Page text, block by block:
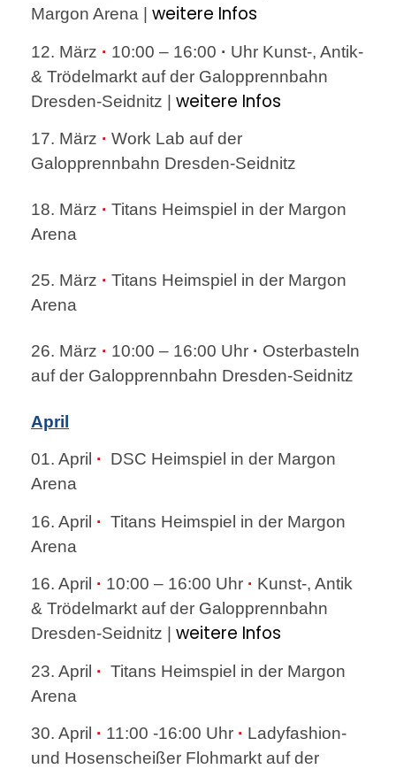
Margon Arena | weitere Infos
12. März · 10:00 – 16:00 · Uhr Kunst-, Antik-
& Trödelmarkt auf der Galopprennbahn
Dresden-Seidnitz | weitere Infos
17. März · Work Lab auf der
Galopprennbahn Dresden-Seidnitz
18. März · Titans Heimspiel in der Margon
Arena
25. März · Titans Heimspiel in der Margon
Arena
26. März · 10:00 – 16:00 Uhr · Osterbasteln
auf der Galopprennbahn Dresden-Seidnitz
April
01. April ·
DSC Heimspiel in der Margon
Arena
16. April · Titans Heimspiel in der Margon
Arena
16. April · 10:00 – 16:00 Uhr · Kunst-, Antik
& Trödelmarkt auf der Galopprennbahn
Dresden-Seidnitz | weitere Infos
23. April · Titans Heimspiel in der Margon
Arena
30. April · 11:00 -16:00 Uhr · Ladyfashion-
und Hosenscheißer Flohmarkt auf der